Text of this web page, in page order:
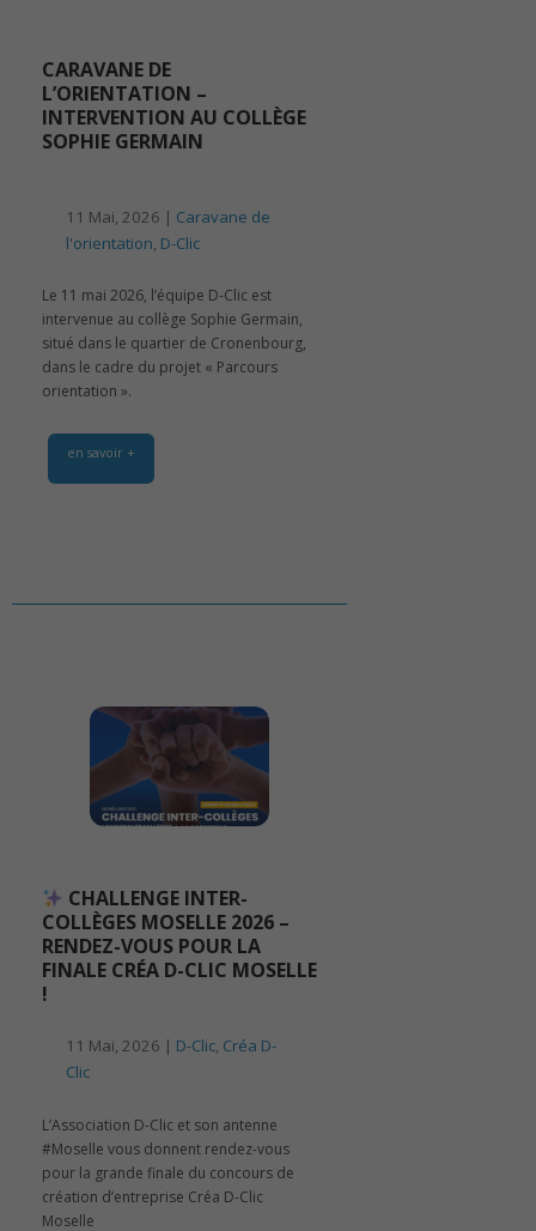
CARAVANE DE
L’ORIENTATION –
INTERVENTION AU COLLÈGE
SOPHIE GERMAIN
11 Mai, 2026 | Caravane de
l'orientation, D-Clic
Le 11 mai 2026, l’équipe D-Clic est
intervenue au collège Sophie Germain,
situé dans le quartier de Cronenbourg,
dans le cadre du projet « Parcours
orientation ».
en savoir +
CHALLENGE INTER-
COLLÈGES MOSELLE 2026 –
RENDEZ-VOUS POUR LA
FINALE CRÉA D-CLIC MOSELLE
!
11 Mai, 2026 | D-Clic, Créa D-
Clic
L’Association D-Clic et son antenne
#Moselle vous donnent rendez-vous
pour la grande finale du concours de
création d’entreprise Créa D-Clic
Moselle